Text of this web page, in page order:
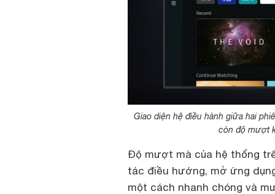
Giao diện hệ điều hành giữa hai
còn độ mượt
Độ mượt mà của hệ thống
tác điều hướng, mở ứng
một cách nhanh chóng và